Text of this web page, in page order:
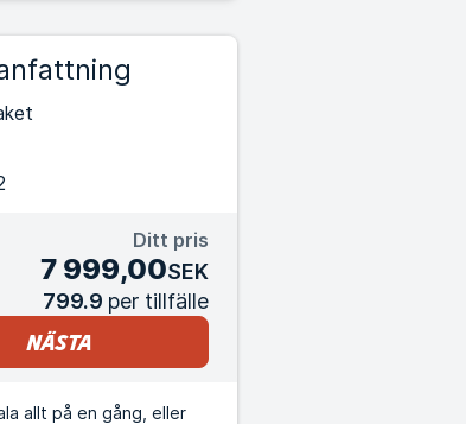
Ditt pris
7 999,00SEK
799.9 per tillfälle
Nästa
allt på en gång, eller